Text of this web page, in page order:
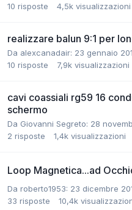
10 risposte 4,5k visualizzazioni
realizzare balun 9:1 per
Da alexcanadair: 23 gennaio
10 risposte 7,9k visualizzazioni
cavi coassiali rg59 16
schermo
Da Giovanni Segreto: 28
2 risposte 1,4k visualizzazioni
Loop Magnetica...ad
Da roberto1953: 23 dicembre
33 risposte 10,4k